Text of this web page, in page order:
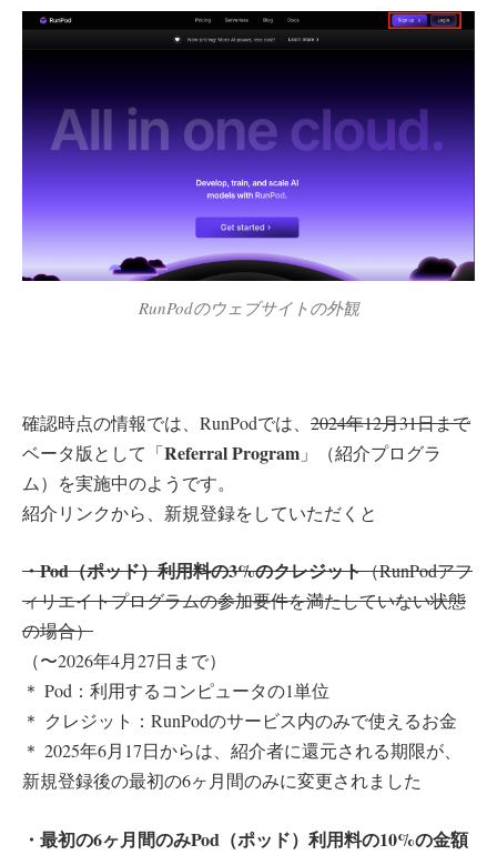
RunPodのウェブサイトの外観
確認時点の情報では、RunPodでは、 2024年12月31日まで
ベータ版として「Referral Program 」（紹介プログラ
ム）を実施中のようです。
紹介リンクから、新規登録をしていただくと
・Pod（ポッド）利用料の3%のクレジット（RunPodアフ
ィリエイトプログラムの参加要件を満たしていない状態
の場合）
（〜2026年4月27日まで）
＊ Pod：利用するコンピュータの1単位
＊ クレジット：RunPodのサービス内のみで使えるお金
＊ 2025年6月17日からは、紹介者に還元される期限が、
新規登録後の最初の6ヶ月間のみに変更されました
・最初の6ヶ月間のみPod（ポッド）利用料の10%の金額